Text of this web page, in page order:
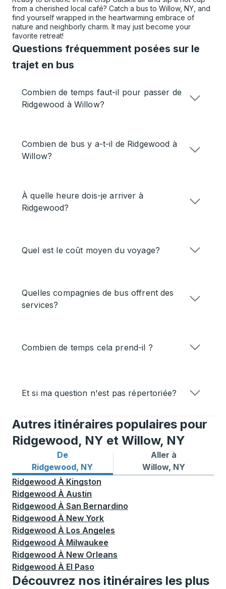
from a cherished local café? Catch a bus to Willow, NY, and
find yourself wrapped in the heartwarming embrace of
nature and neighborly charm. It may just become your
favorite retreat!
Questions fréquemment posées sur le
trajet en bus
Combien de temps faut-il pour passer de
Ridgewood à Willow?
Combien de bus y a-t-il de Ridgewood à
Willow?
À quelle heure dois-je arriver à
Ridgewood?
Quel est le coût moyen du voyage?
Quelles compagnies de bus offrent des
services?
Combien de temps cela prend-il ?
Et si ma question n'est pas répertoriée?
Autres itinéraires populaires pour
Ridgewood, NY et Willow, NY
De
Ridgewood, NY
Itinéraires de bus depuis Ridgewood, NY
Aller à
Willow, NY
Itinéraires de bus vers
Ridgewood À Kingston
Ridgewood À Austin
Ridgewood À San Bernardino
Ridgewood À New York
Ridgewood À Los Angeles
Ridgewood À Milwaukee
Ridgewood À New Orleans
Ridgewood À El Paso
Découvrez nos itinéraires les plus